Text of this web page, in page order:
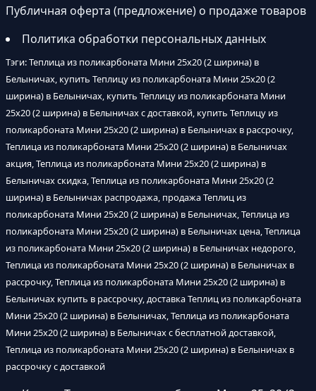
Публичная оферта (предложение) о продаже товаров
Политика обработки персональных данных
Тэги: Теплица из поликарбоната Мини 25х20 (2 ширина) в
Белыничах, купить Теплицу из поликарбоната Мини 25х20 (2
ширина) в Белыничах, купить Теплицу из поликарбоната Мини
25х20 (2 ширина) в Белыничах с доставкой, купить Теплицу из
поликарбоната Мини 25х20 (2 ширина) в Белыничах в рассрочку,
Теплица из поликарбоната Мини 25х20 (2 ширина) в Белыничах
акция, Теплица из поликарбоната Мини 25х20 (2 ширина) в
Белыничах скидка, Теплица из поликарбоната Мини 25х20 (2
ширина) в Белыничах распродажа, продажа Теплиц из
поликарбоната Мини 25х20 (2 ширина) в Белыничах, Теплица из
поликарбоната Мини 25х20 (2 ширина) в Белыничах цена, Теплица
из поликарбоната Мини 25х20 (2 ширина) в Белыничах недорого,
Теплица из поликарбоната Мини 25х20 (2 ширина) в Белыничах в
рассрочку, Теплица из поликарбоната Мини 25х20 (2 ширина) в
Белыничах купить в рассрочку, доставка Теплиц из поликарбоната
Мини 25х20 (2 ширина) в Белыничах, Теплица из поликарбоната
Мини 25х20 (2 ширина) в Белыничах с бесплатной доставкой,
Теплица из поликарбоната Мини 25х20 (2 ширина) в Белыничах в
рассрочку с доставкой